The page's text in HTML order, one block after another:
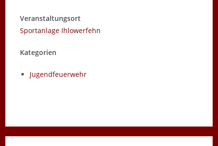
Veranstaltungsort
Sportanlage Ihlowerfehn
Kategorien
Jugendfeuerwehr